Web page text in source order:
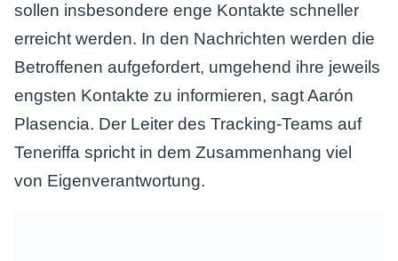
sollen insbesondere enge Kontakte schneller
erreicht werden. In den Nachrichten werden die
Betroffenen aufgefordert, umgehend ihre jeweils
engsten Kontakte zu informieren, sagt Aarón
Plasencia. Der Leiter des Tracking-Teams auf
Teneriffa spricht in dem Zusammenhang viel
von Eigenverantwortung.